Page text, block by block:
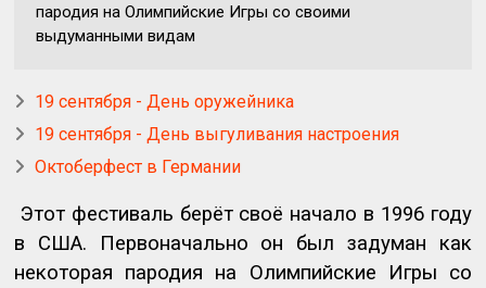
пародия на Олимпийские Игры со своими
выдуманными видам
19 сентября - День оружейника
19 сентября - День выгуливания настроения
Октоберфест в Германии
Этот фестиваль берёт своё начало в 1996 году
в США. Первоначально он был задуман как
некоторая пародия на Олимпийские Игры со